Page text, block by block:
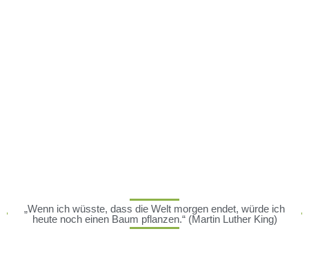
„Wenn ich wüsste, dass die Welt morgen endet, würde ich
heute noch einen Baum pflanzen.“ (Martin Luther King)